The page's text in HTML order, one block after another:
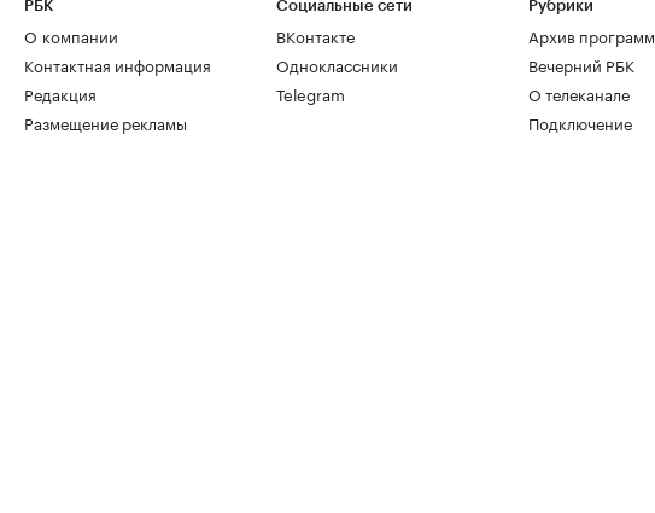
РБК
О компании
Контактная информация
Редакция
Размещение рекламы
Социальные сети
ВКонтакте
Одноклассники
Telegram
Рубрики
Архив программ
Вечерний РБК
О телеканале
Подключение